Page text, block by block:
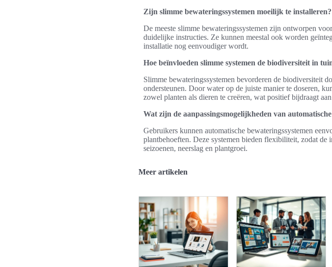
Zijn slimme bewateringssystemen moeilijk te installeren?
De meeste slimme bewateringssystemen zijn ontworpen
duidelijke instructies. Ze kunnen meestal ook worden
installatie nog eenvoudiger wordt.
Hoe beïnvloeden slimme systemen de biodiversiteit in
Slimme bewateringssystemen bevorderen de biodiversiteit
ondersteunen. Door water op de juiste manier te doseren,
zowel planten als dieren te creëren, wat positief bijdraagt
Wat zijn de aanpassingsmogelijkheden van
Gebruikers kunnen automatische bewateringssystemen
plantbehoeften. Deze systemen bieden flexibiliteit, zodat
seizoenen, neerslag en plantgroei.
Meer artikelen